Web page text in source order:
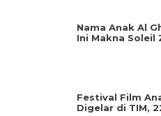
Nama Anak Al
Ini Makna Soleil
Festival Film
Digelar di TIM,